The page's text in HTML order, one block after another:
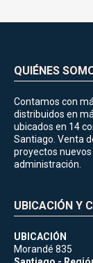
QUIÉNES
Contamos con
distribuidos en
ubicados en 14
Santiago. Venta
proyectos
administración.
UBICACIÓN Y
UBICACIÓN
Morandé 835